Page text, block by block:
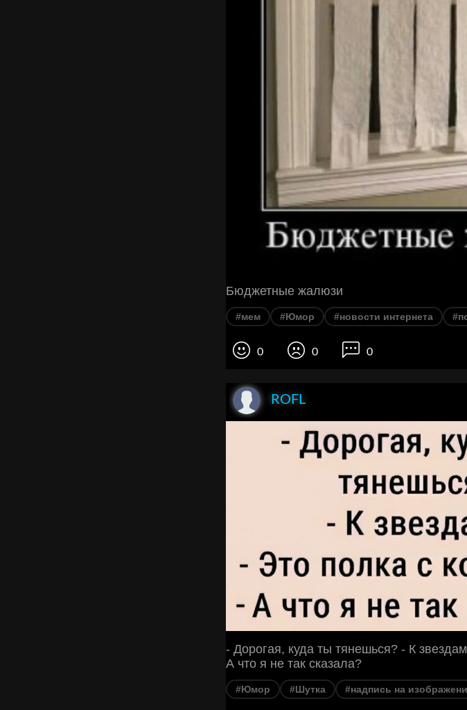
Бюджетные жалюзи
#мем #Юмор #новости интернета
0 0 0
ROFL
- Дорогая, куда ты тянешься? - К
А что я не так сказала?
#Юмор #Шутка #надпись на